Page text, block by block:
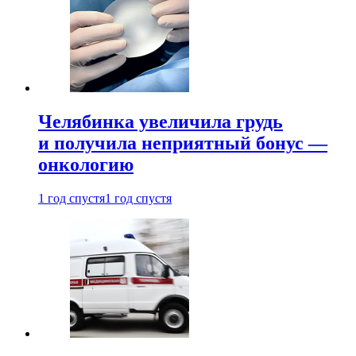
Челябинка увеличила грудь
и получила неприятный бонус —
онкологию
1 год спустя1 год спустя